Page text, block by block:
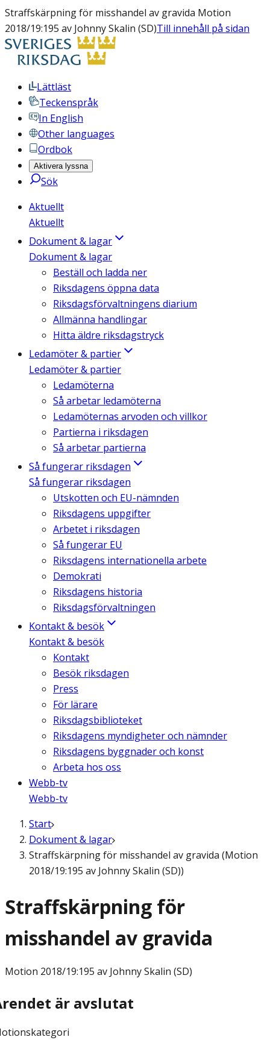
Straffskärpning för misshandel av gravida Motion
2018/19:195 av Johnny Skalin (SD)Till innehåll på sidan
Lättläst
Teckenspråk
In English
Other languages
Ordbok
Aktivera lyssna
Sök
Aktuellt
Aktuellt
Dokument & lagar
Dokument & lagar
Beställ och ladda ner
Riksdagens öppna data
Riksdagsförvaltningens diarium
Allmänna handlingar
Hitta äldre riksdagstryck
Ledamöter & partier
Ledamöter & partier
Ledamöterna
Så arbetar ledamöterna
Ledamöternas arvoden och villkor
Partierna i riksdagen
Så arbetar partierna
Så fungerar riksdagen
Så fungerar riksdagen
Utskotten och EU-nämnden
Riksdagens uppgifter
Arbetet i riksdagen
Så fungerar EU
Riksdagens internationella arbete
Demokrati
Riksdagens historia
Riksdagsförvaltningen
Kontakt & besök
Kontakt & besök
Kontakt
Besök riksdagen
Press
För lärare
Riksdagsbiblioteket
Riksdagens myndigheter och nämnder
Riksdagens byggnader och konst
Arbeta hos oss
Webb-tv
Webb-tv
Start
Dokument & lagar
Straffskärpning för misshandel av gravida (Motion
2018/19:195 av Johnny Skalin (SD))
Straffskärpning för
misshandel av gravida
Motion 2018/19:195 av Johnny Skalin (SD)
är avslutat